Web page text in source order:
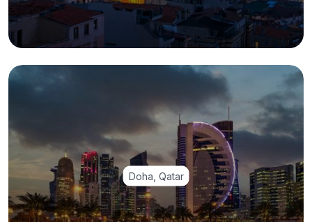
Doha, Qatar